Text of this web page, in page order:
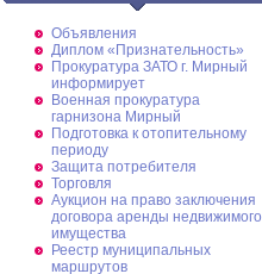
Объявления
Диплом «Признательность»
Прокуратура ЗАТО г. Мирный
информирует
Военная прокуратура
гарнизона Мирный
Подготовка к отопительному
периоду
Защита потребителя
Торговля
Аукцион на право заключения
договора аренды недвижимого
имущества
Реестр муниципальных
маршрутов